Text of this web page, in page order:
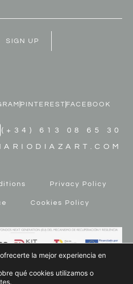
SIGN UP
PINTEREST FACEBOOK
(+34) 613 08 65 30
Privacy Policy
Cookies Policy
la mejor experiencia en
qué cookies utilizamos o
.